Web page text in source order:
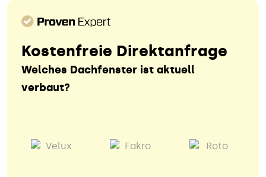
Kostenfreie Direktanfrage
Welches Dachfenster ist aktuell
verbaut?